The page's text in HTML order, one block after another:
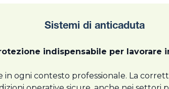
Sistemi di anticaduta
indispensabile per lavorare
ogni contesto professionale. La